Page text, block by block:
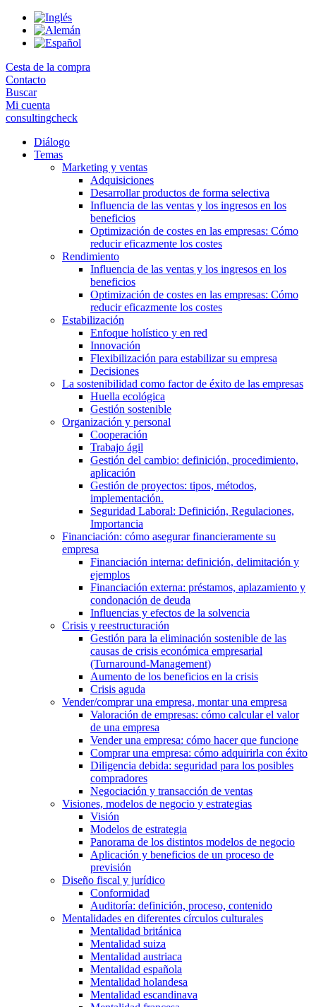
Skip
Cesta de la compra
Contacto
Buscar
Mi cuenta
consultingcheck
Diálogo
Temas
Marketing y ventas
Adquisiciones
Desarrollar productos de forma selectiva
Influencia de las ventas y los ingresos en los
beneficios
Optimización de costes en las empresas: Cómo
reducir eficazmente los costes
Rendimiento
Influencia de las ventas y los ingresos en los
beneficios
Optimización de costes en las empresas: Cómo
reducir eficazmente los costes
Estabilización
Enfoque holístico y en red
Innovación
Flexibilización para estabilizar su empresa
Decisiones
La sostenibilidad como factor de éxito de las empresas
Huella ecológica
Gestión sostenible
Organización y personal
Cooperación
Trabajo ágil
Gestión del cambio: definición, procedimiento,
aplicación
Gestión de proyectos: tipos, métodos,
implementación.
Seguridad Laboral: Definición, Regulaciones,
Importancia
Financiación: cómo asegurar financieramente su
empresa
Financiación interna: definición, delimitación y
ejemplos
Financiación externa: préstamos, aplazamiento y
condonación de deuda
Influencias y efectos de la solvencia
Crisis y reestructuración
Gestión para la eliminación sostenible de las
causas de crisis económica empresarial
(Turnaround-Management)
Aumento de los beneficios en la crisis
Crisis aguda
Vender/comprar una empresa, montar una empresa
Valoración de empresas: cómo calcular el valor
de una empresa
Vender una empresa: cómo hacer que funcione
Comprar una empresa: cómo adquirirla con éxito
Diligencia debida: seguridad para los posibles
compradores
Negociación y transacción de ventas
Visiones, modelos de negocio y estrategias
Visión
Modelos de estrategia
Panorama de los distintos modelos de negocio
Aplicación y beneficios de un proceso de
previsión
Diseño fiscal y jurídico
Conformidad
Auditoría: definición, proceso, contenido
Mentalidades en diferentes círculos culturales
Mentalidad británica
Mentalidad suiza
Mentalidad austriaca
Mentalidad española
Mentalidad holandesa
Mentalidad escandinava